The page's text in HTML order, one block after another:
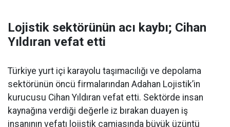
Lojistik sektörünün acı kaybı; Cihan
Yıldıran vefat etti
Türkiye yurt içi karayolu taşımacılığı ve depolama
sektörünün öncü firmalarından Adahan Lojistik’in
kurucusu Cihan Yıldıran vefat etti. Sektörde insan
kaynağına verdiği değerle iz bırakan duayen iş
insanının vefatı lojistik camiasında büyük üzüntü